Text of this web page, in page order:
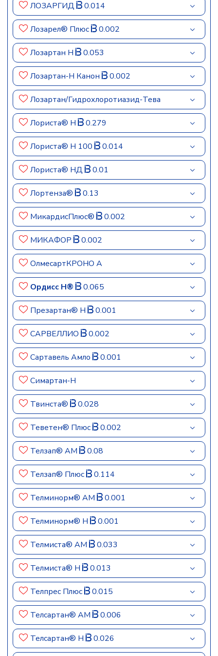
ЛОЗАРГИД 0.014
Лозарел® Плюс 0.002
Лозартан Н 0.053
Лозартан-Н Канон 0.002
Лозартан/Гидрохлоротиазид-Тева
Лориста® Н 0.279
Лориста® Н 100 0.014
Лориста® НД 0.01
Лортенза® 0.13
МикардисПлюс® 0.002
МИКАФОР 0.002
ОлмесартКРОНО А
Ордисс Н® 0.065
Презартан® Н 0.001
САРВЕЛЛИО 0.002
Сартавель Амло 0.001
Симартан-Н
Твинста® 0.028
Теветен® Плюс 0.002
Телзап® АМ 0.08
Телзап® Плюс 0.114
Телминорм® АМ 0.001
Телминорм® Н 0.001
Телмиста® АМ 0.033
Телмиста® Н 0.013
Телпрес Плюс 0.015
Телсартан® АМ 0.006
Телсартан® Н 0.026